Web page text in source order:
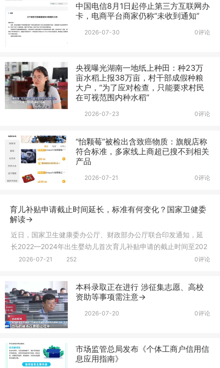
中国电信8月1日起停止第三方互联网办
卡，电商平台商家仍称“未收到通知”
0评论
2026-07-30
央视曝光湖南一地纸上种田：种23万
亩水稻上报38万亩，村干部成假种粮
大户，“为了应对检查，只能要求村民
在可视范围内种水稻”
0评论
2026-07-23
“怡颗莓”被检出含致癌物质：旗舰店称
符合标准，多家线上商超已搜不到相关
产品
0评论
2026-07-21
育儿补贴申请截止时间延长，标准有何变化？国家卫健委
解读→
近日，国家卫生健康委办公厅、财政部办公厅联合印发通知，延
长2022—2024年出生婴幼儿首次育儿补贴申请的截止时间至202
6年12月31
0评论
2026-07-21 252
本科录取正在进行 涉征集志愿、高校
资助等事项需注意→
0评论
2026-07-20
市场监管总局发布《个体工商户信用信
息应用指南》